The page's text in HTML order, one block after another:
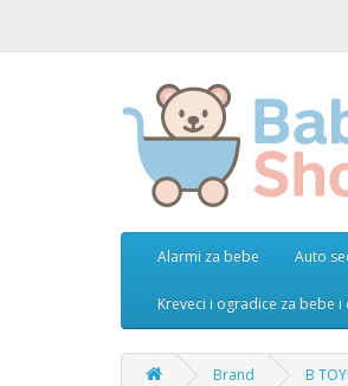
Alarmi za bebe Auto
Kreveci i ogradice za bebe i
Brand B